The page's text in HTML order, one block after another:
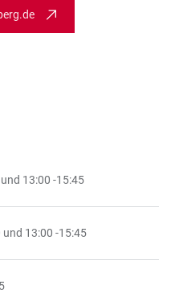
13:00 -15:45
und 13:00 -15:45